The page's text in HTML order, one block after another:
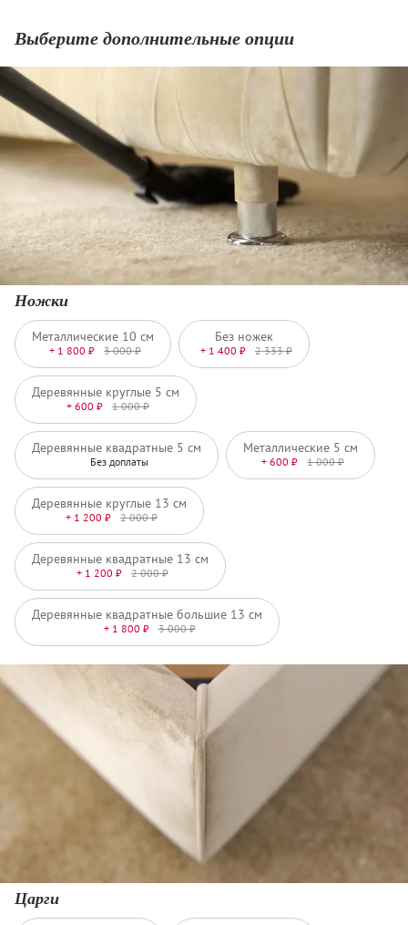
Выберите дополнительные опции
Ножки
Металлические 10 см
+ 1 800 ₽ 3 000 ₽
Без ножек
+ 1 400 ₽ 2 333 ₽
Деревянные круглые 5 см
+ 600 ₽ 1 000 ₽
Деревянные квадратные 5 см
Без доплаты
Металлические 5 см
+ 600 ₽ 1 000 ₽
Деревянные круглые 13 см
+ 1 200 ₽ 2 000 ₽
Деревянные квадратные 13 см
+ 1 200 ₽ 2 000 ₽
Деревянные квадратные большие 13 см
+ 1 800 ₽ 3 000 ₽
Царги